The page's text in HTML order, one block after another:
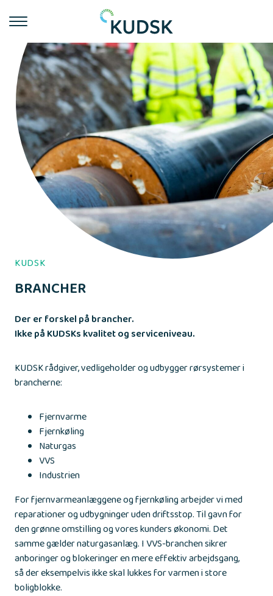
KUDSK
BRANCHER
Der er forskel på brancher.
Ikke på KUDSKs kvalitet og serviceniveau.
KUDSK rådgiver, vedligeholder og udbygger rørsystemer i
brancherne:
Fjernvarme
Fjernkøling
Naturgas
VVS
Industrien
For fjernvarmeanlæggene og fjernkøling arbejder vi med
reparationer og udbygninger uden driftsstop. Til gavn for
den grønne omstilling og vores kunders økonomi. Det
samme gælder naturgasanlæg. I VVS-branchen sikrer
anboringer og blokeringer en mere effektiv arbejdsgang,
så der eksempelvis ikke skal lukkes for varmen i store
boligblokke.